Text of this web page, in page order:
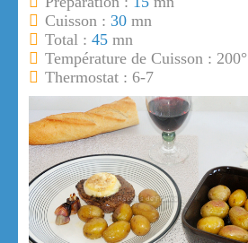
Cuisson : 30 mn
Total : 45 mn
Température de Cuisson : 200°
Thermostat : 6-7